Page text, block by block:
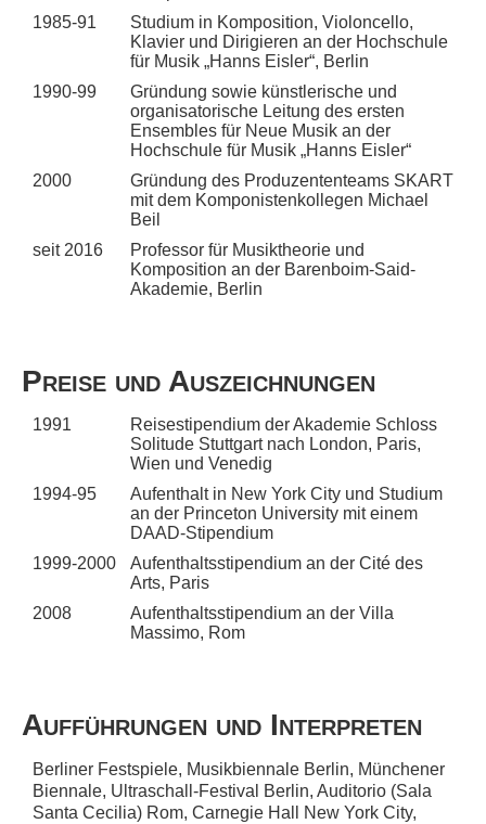
1985-91
Studium in Komposition, Violoncello,
Klavier und Dirigieren an der Hochschule
für Musik „Hanns Eisler“, Berlin
1990-99
Gründung sowie künstlerische und
organisatorische Leitung des ersten
Ensembles für Neue Musik an der
Hochschule für Musik „Hanns Eisler“
2000
Gründung des Produzententeams SKART
mit dem Komponistenkollegen Michael
Beil
seit 2016
Professor für Musiktheorie und
Komposition an der Barenboim-Said-
Akademie, Berlin
Preise und Auszeichnungen
1991
Reisestipendium der Akademie Schloss
Solitude Stuttgart nach London, Paris,
Wien und Venedig
1994-95
Aufenthalt in New York City und Studium
an der Princeton University mit einem
DAAD-Stipendium
1999-2000
Aufenthaltsstipendium an der Cité des
Arts, Paris
2008
Aufenthaltsstipendium an der Villa
Massimo, Rom
Aufführungen und Interpreten
Berliner Festspiele, Musikbiennale Berlin, Münchener
Biennale, Ultraschall-Festival Berlin, Auditorio (Sala
Santa Cecilia) Rom, Carnegie Hall New York City,